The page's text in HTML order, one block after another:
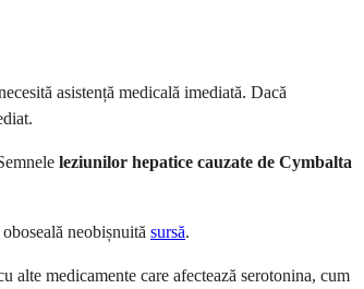
asistență medicală imediată. Dacă
leziunilor hepatice cauzate de Cymbalta
neobișnuită sursă.
alte medicamente care afectează serotonina, cum